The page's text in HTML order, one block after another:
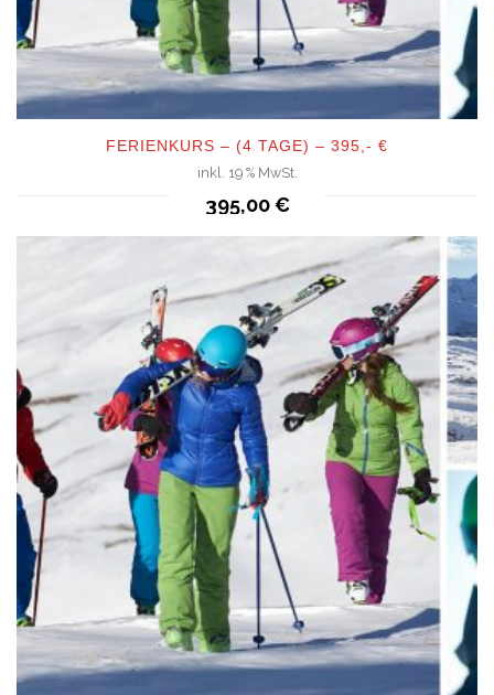
QUICKVIEW
FERIENKURS – (4 TAGE) – 395,- €
inkl. 19 % MwSt.
395,00€